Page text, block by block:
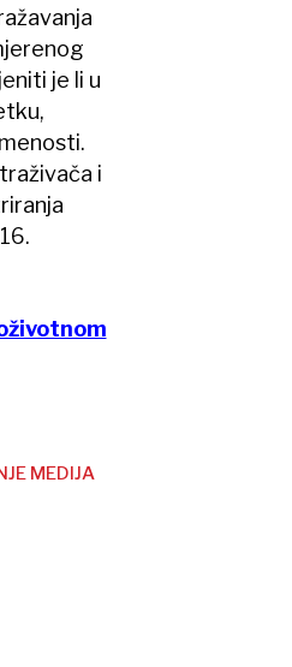
je li u
i
MEDIJA